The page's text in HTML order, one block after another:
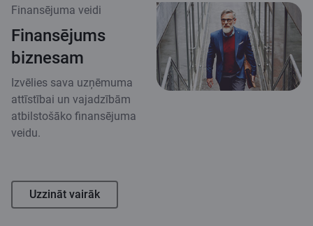
Finansējuma veidi
Finansējums
biznesam
Izvēlies sava uzņēmuma
attīstībai un vajadzībām
atbilstošāko finansējuma
veidu.
Uzzināt vairāk